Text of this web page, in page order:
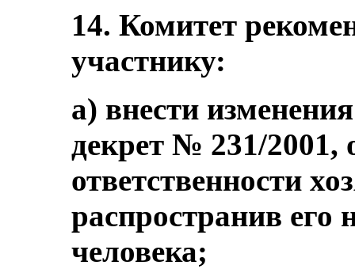
14. Комитет
участнику:
a) внести
декрет № 231/2001,
ответственности
распространив его
человека;